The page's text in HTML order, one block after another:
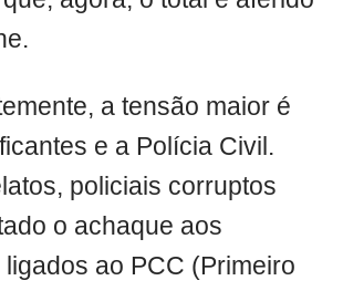
a tensão maior é
e a Polícia Civil.
policiais corruptos
o achaque aos
ao PCC (Primeiro